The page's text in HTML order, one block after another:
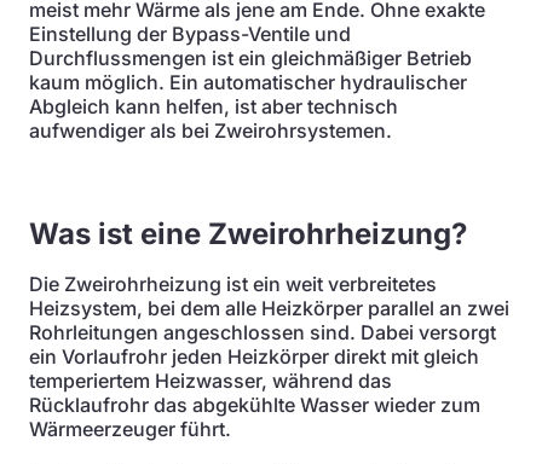
meist mehr Wärme als jene am Ende. Ohne exakte
Einstellung der Bypass-Ventile und
Durchflussmengen ist ein gleichmäßiger Betrieb
kaum möglich. Ein automatischer hydraulischer
Abgleich kann helfen, ist aber technisch
aufwendiger als bei Zweirohrsystemen.
Was ist eine Zweirohrheizung?
Die Zweirohrheizung ist ein weit verbreitetes
Heizsystem, bei dem alle Heizkörper parallel an zwei
Rohrleitungen angeschlossen sind. Dabei versorgt
ein Vorlaufrohr jeden Heizkörper direkt mit gleich
temperiertem Heizwasser, während das
Rücklaufrohr das abgekühlte Wasser wieder zum
Wärmeerzeuger führt.